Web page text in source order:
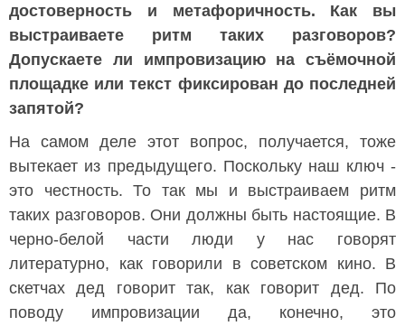
достоверность и метафоричность. Как вы
выстраиваете ритм таких разговоров?
Допускаете ли импровизацию на съёмочной
площадке или текст фиксирован до последней
запятой?
На самом деле этот вопрос, получается, тоже
вытекает из предыдущего. Поскольку наш ключ -
это честность. То так мы и выстраиваем ритм
таких разговоров. Они должны быть настоящие. В
черно-белой части люди у нас говорят
литературно, как говорили в советском кино. В
скетчах дед говорит так, как говорит дед. По
поводу импровизации да, конечно, это